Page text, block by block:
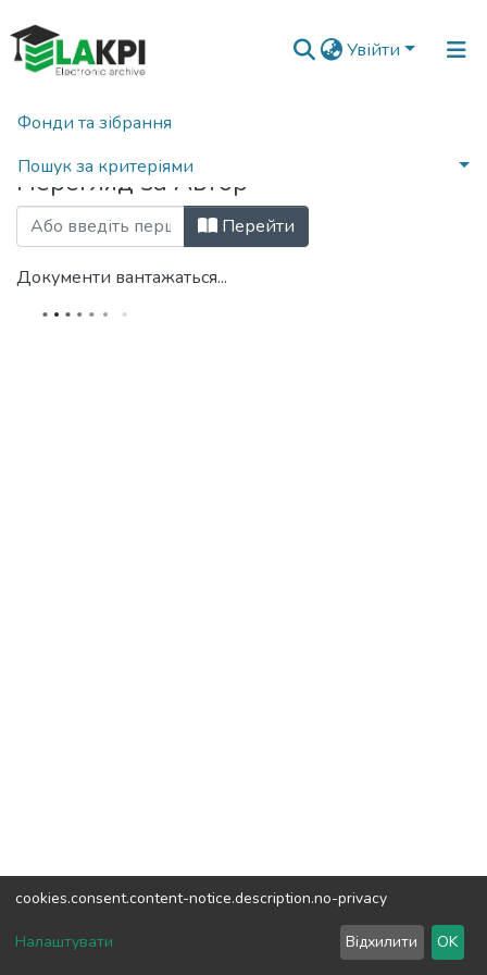
Увійти
Фонди та зібрання
Пошук за критеріями
Головна Переглянути за автором
Перегляд за Автор
Перейти
Документи вантажаться...
DSpace software copyright © 2002-2026LYRASIS
cookies.consent.content-notice.description.no-privacy
Налаштувати Відхилити OK